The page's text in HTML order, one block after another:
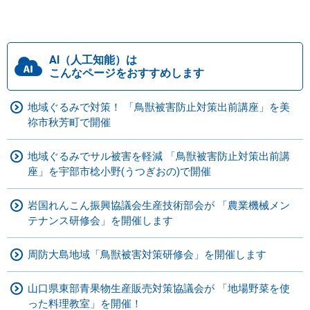
AI（人工知能）は
こんなページをおすすめします
地域ぐるみで対策！ 「鳥獣被害防止対策出前講座」を美
祢市秋芳町で開催
地域ぐるみでサル被害を軽減 「鳥獣被害防止対策出前講
座」を宇部市棯小野(うつぎおの)で開催
岩国れんこん振興協議会生産技術部会が 「農業機械メン
テナンス研修会」を開催します
周防大島地域「鳥獣被害対策研修会」を開催します
山口県東部青果物生産販売対策協議会が 「地場野菜を使
った料理教室」を開催！